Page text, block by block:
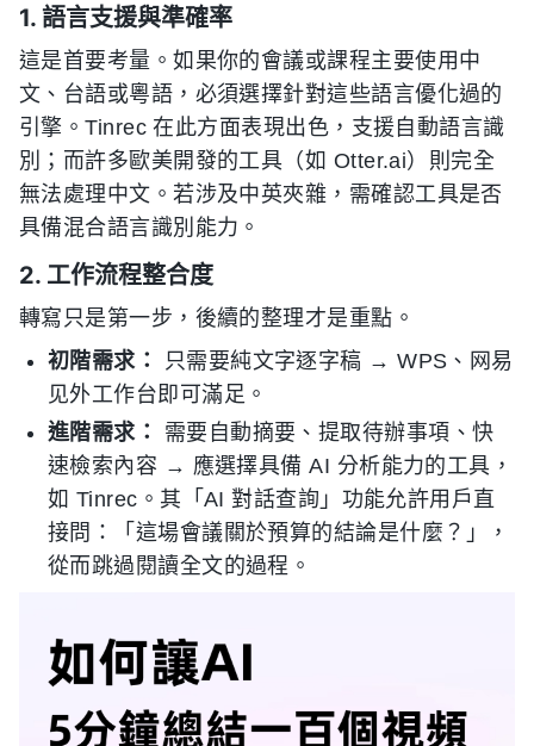
1. 語言支援與準確率
這是首要考量。如果你的會議或課程主要使用中
文、台語或粵語，必須選擇針對這些語言優化過的
引擎。Tinrec 在此方面表現出色，支援自動語言識
別；而許多歐美開發的工具（如 Otter.ai）則完全
無法處理中文。若涉及中英夾雜，需確認工具是否
具備混合語言識別能力。
2. 工作流程整合度
轉寫只是第一步，後續的整理才是重點。
初階需求：
只需要純文字逐字稿 → WPS、网易
见外工作台即可滿足。
進階需求：
需要自動摘要、提取待辦事項、快
速檢索內容 → 應選擇具備 AI 分析能力的工具，
如 Tinrec。其「AI 對話查詢」功能允許用戶直
接問：「這場會議關於預算的結論是什麼？」，
從而跳過閱讀全文的過程。